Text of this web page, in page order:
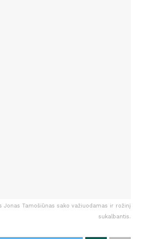
Jonas Tamošiūnas sako važiuodamas ir rožinį
sukalbantis.